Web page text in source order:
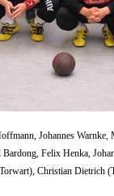
Johannes
Felix Henka,
Christian Dietrich